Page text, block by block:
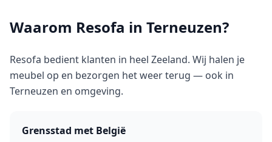
Waarom Resofa in Terneuzen?
Resofa bedient klanten in heel Zeeland. Wij halen je
meubel op en bezorgen het weer terug — ook in
Terneuzen en omgeving.
Grensstad met België